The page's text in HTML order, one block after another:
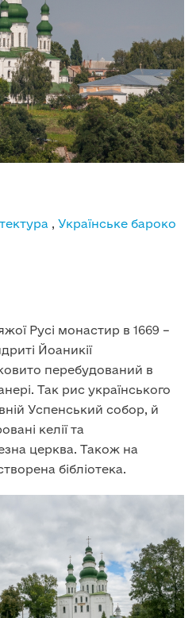
, Українське бароко
Русі монастир в 1669 –
Йоаникії
перебудований в
Так рис українського
Успенський собор, й
келії та
церква. Також на
бібліотека.